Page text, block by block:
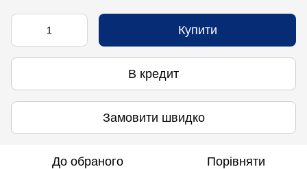
Купити
В кредит
Замовити швидко
До обраного Порівняти